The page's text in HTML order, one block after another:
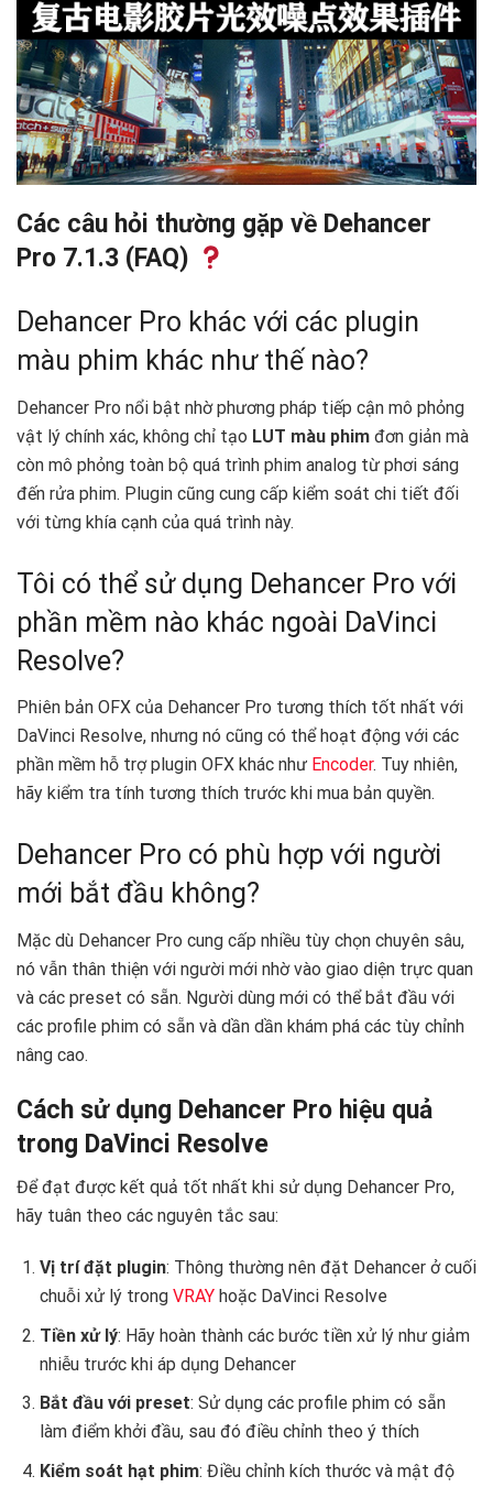
Các câu hỏi thường gặp về Dehancer
Pro 7.1.3 (FAQ)
Dehancer Pro khác với các plugin
màu phim khác như thế nào?
Dehancer Pro nổi bật nhờ phương pháp tiếp cận mô phỏng
vật lý chính xác, không chỉ tạo LUT màu phim đơn giản mà
còn mô phỏng toàn bộ quá trình phim analog từ phơi sáng
đến rửa phim. Plugin cũng cung cấp kiểm soát chi tiết đối
với từng khía cạnh của quá trình này.
Tôi có thể sử dụng Dehancer Pro với
phần mềm nào khác ngoài DaVinci
Resolve?
Phiên bản OFX của Dehancer Pro tương thích tốt nhất với
DaVinci Resolve, nhưng nó cũng có thể hoạt động với các
phần mềm hỗ trợ plugin OFX khác như Encoder. Tuy nhiên,
hãy kiểm tra tính tương thích trước khi mua bản quyền.
Dehancer Pro có phù hợp với người
mới bắt đầu không?
Mặc dù Dehancer Pro cung cấp nhiều tùy chọn chuyên sâu,
nó vẫn thân thiện với người mới nhờ vào giao diện trực quan
và các preset có sẵn. Người dùng mới có thể bắt đầu với
các profile phim có sẵn và dần dần khám phá các tùy chỉnh
nâng cao.
Cách sử dụng Dehancer Pro hiệu quả
trong DaVinci Resolve
Để đạt được kết quả tốt nhất khi sử dụng Dehancer Pro,
hãy tuân theo các nguyên tắc sau:
Vị trí đặt plugin: Thông thường nên đặt Dehancer ở cuối
chuỗi xử lý trong VRAYhoặc DaVinci Resolve
Tiền xử lý: Hãy hoàn thành các bước tiền xử lý như giảm
nhiễu trước khi áp dụng Dehancer
Bắt đầu với preset: Sử dụng các profile phim có sẵn
làm điểm khởi đầu, sau đó điều chỉnh theo ý thích
Kiểm soát hạt phim: Điều chỉnh kích thước và mật độ